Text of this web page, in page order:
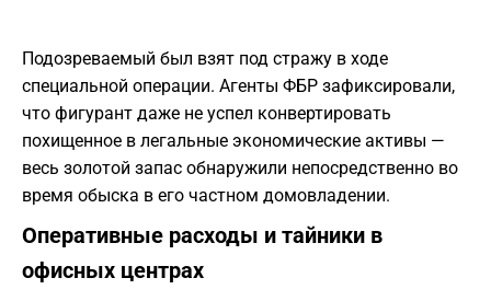
Подозреваемый был взят под стражу в ходе
специальной операции. Агенты ФБР зафиксировали,
что фигурант даже не успел конвертировать
похищенное в легальные экономические активы —
весь золотой запас обнаружили непосредственно во
время обыска в его частном домовладении.
Оперативные расходы и тайники в
офисных центрах